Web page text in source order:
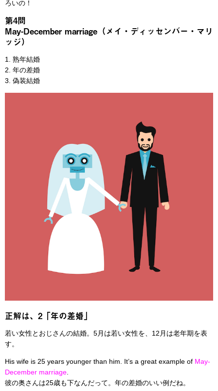
ろいの！
第4問
May-December marriage（メイ・ディッセンバー・マリ
ッジ）
1. 熟年結婚
2. 年の差婚
3. 偽装結婚
正解は、2「年の差婚」
若い女性とおじさんの結婚。5月は若い女性を、12月は老年期を表
す。
His wife is 25 years younger than him. It’s a great example of May-
December marriage
彼の奥さんは25歳も下なんだって。年の差婚のいい例だね。